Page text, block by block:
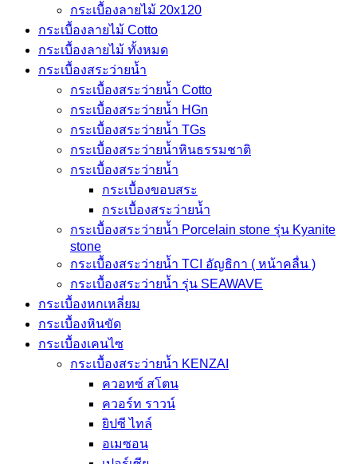
กระเบื้องลายไม้ 20x120
กระเบื้องลายไม้ Cotto
กระเบื้องลายไม้ ทั้งหมด
กระเบื้องสระว่ายน้ำ
กระเบื้องสระว่ายน้ำ Cotto
กระเบื้องสระว่ายน้ำ HGn
กระเบื้องสระว่ายน้ำ TGs
กระเบื้องสระว่ายน้ำหินธรรมชาติ
กระเบื้องสระว่ายนํ้า
กระเบื้องขอบสระ
กระเบื้องสระว่ายนํ้า
กระเบื้องสระว่ายนํ้า Porcelain stone รุ่น Kyanite
stone
กระเบื้องสระว่ายนํ้า TCI อัญธิกา ( หน้าคลื่น )
กระเบื้องสระว่ายนํ้า รุ่น SEAWAVE
กระเบื้องหกเหลี่ยม
กระเบื้องหินขัด
กระเบื้องเคนไซ
กระเบื้องสระว่ายน้ำ KENZAI
ควอทซ์ สโตน
ควอร์ท ราวน์
ยิปซี ไทล์
อเมซอน